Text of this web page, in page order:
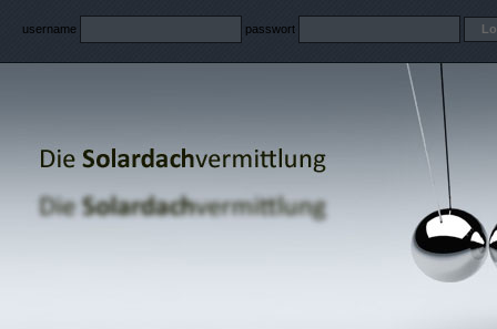
username passwort